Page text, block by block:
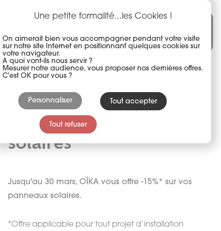
principal
OÏKA vous offre -15%
sur vos panneaux
solaires
Jusqu'au 30 mars, OÏKA vous offre -15%* sur vos
panneaux solaires.
*Offre applicable pour tout projet d’installation
Une petite formalité...les Cookies !
On aimerait bien vous accompagner pendant votre visite
sur notre site Internet en positionnant quelques cookies sur
votre navigateur.
A quoi vont-ils nous servir ?
Mesurer notre audience, vous proposer nos dernières offres.
C'est OK pour vous ?
Tout accepter
Tout refuser
Personnaliser